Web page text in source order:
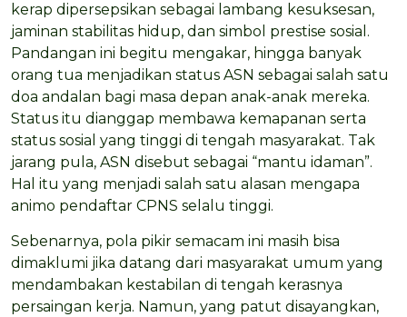
kerap dipersepsikan sebagai lambang kesuksesan,
jaminan stabilitas hidup, dan simbol prestise sosial.
Pandangan ini begitu mengakar, hingga banyak
orang tua menjadikan status ASN sebagai salah satu
doa andalan bagi masa depan anak-anak mereka.
Status itu dianggap membawa kemapanan serta
status sosial yang tinggi di tengah masyarakat. Tak
jarang pula, ASN disebut sebagai “mantu idaman”.
Hal itu yang menjadi salah satu alasan mengapa
animo pendaftar CPNS selalu tinggi.
Sebenarnya, pola pikir semacam ini masih bisa
dimaklumi jika datang dari masyarakat umum yang
mendambakan kestabilan di tengah kerasnya
persaingan kerja. Namun, yang patut disayangkan,